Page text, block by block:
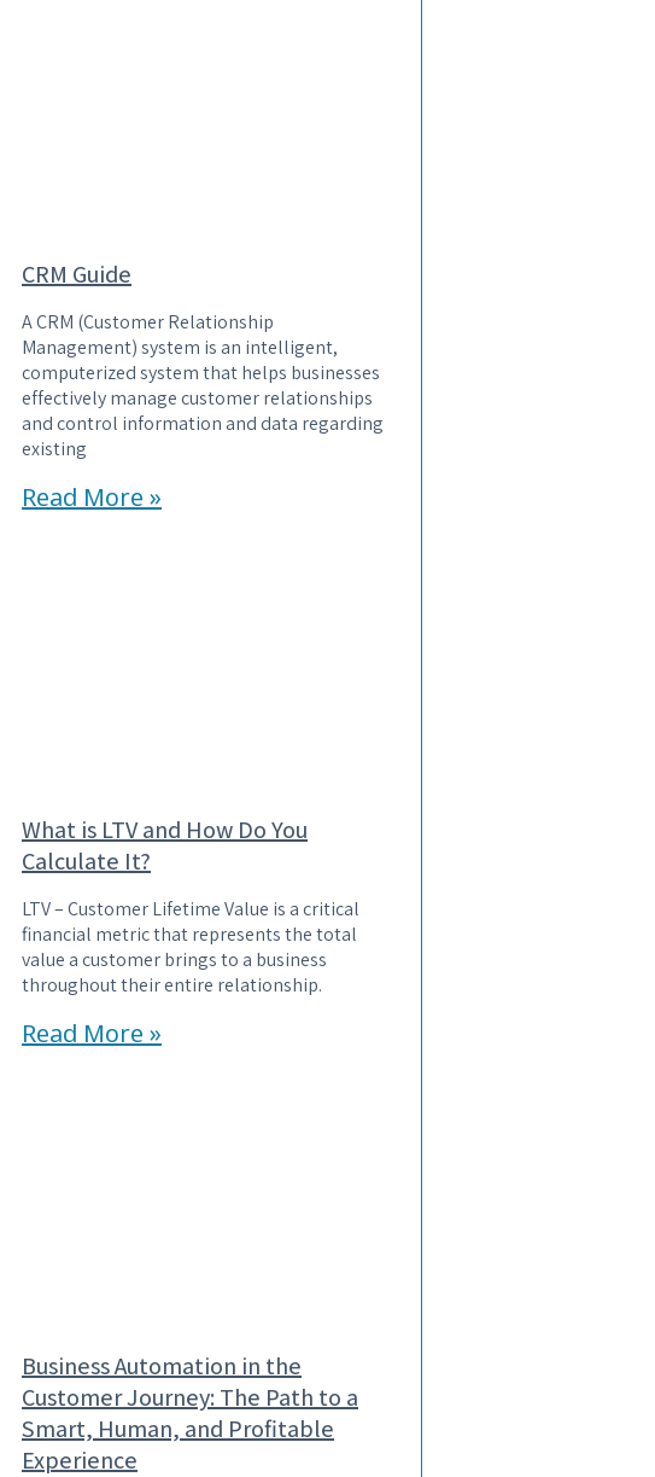
CRM Guide
A CRM (Customer Relationship
Management) system is an intelligent,
computerized system that helps businesses
effectively manage customer relationships
and control information and data regarding
existing
Read More »
What is LTV and How Do You
Calculate It?
LTV – Customer Lifetime Value is a critical
financial metric that represents the total
value a customer brings to a business
throughout their entire relationship.
Read More »
Business Automation in the
Customer Journey: The Path to a
Smart, Human, and Profitable
Experience